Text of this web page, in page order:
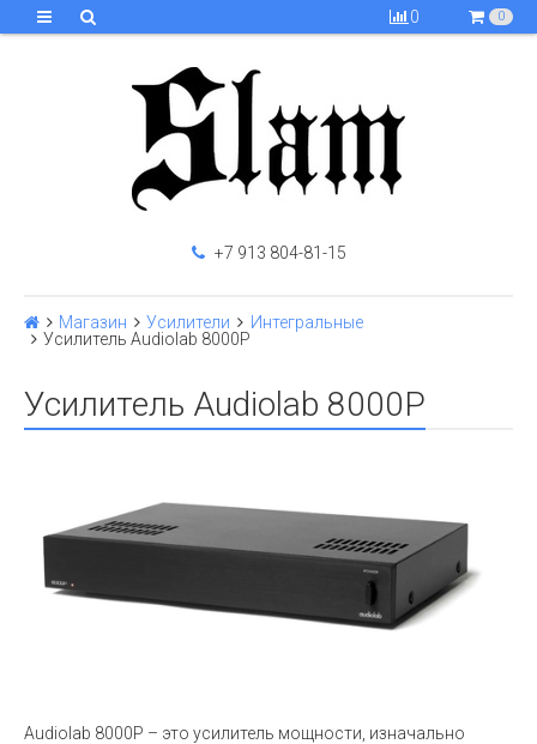
0 0
+7 913 804-81-15
Магазин Усилители
Интегральные
Усилитель Audiolab 8000P
Усилитель Audiolab 8000P
Audiolab 8000P – это усилитель мощности, изначально